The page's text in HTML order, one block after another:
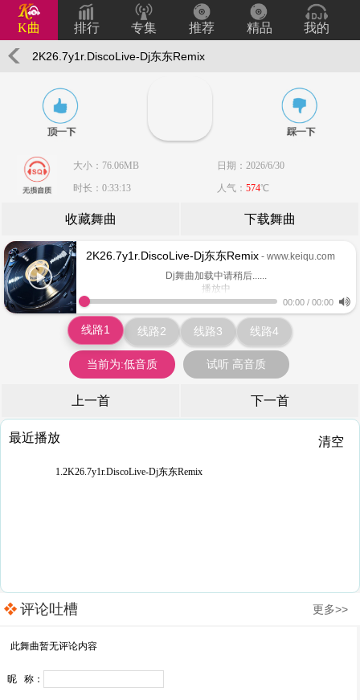
K曲 排行 专集 推荐 精品 我的
2K26.7y1r.DiscoLive-Dj东东Remix
大小：76.06MB
日期：2026/6/30
时长：0:33:13
人气： 574℃
收藏舞曲 下载舞曲
2K26.7y1r.DiscoLive-Dj东东Remix - www.keiqu.com
Dj舞曲加载中请稍后......
播放中
www.keiqu.com
00:00 / 00:00
线路1 线路2 线路3 线路4
当前为:低音质 试听 高音质
上一首 下一首
最近播放 清空
1.2K26.7y1r.DiscoLive-Dj东东Remix
评论吐槽 更多>>